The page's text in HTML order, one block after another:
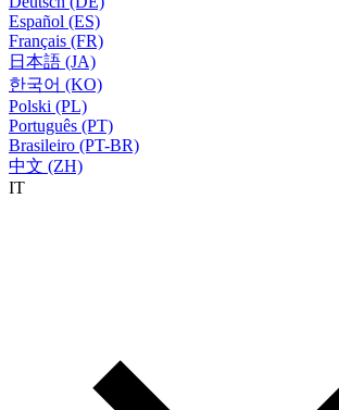
Español (ES)
Français (FR)
日本語 (JA)
한국어 (KO)
Polski (PL)
Português (PT)
Brasileiro (PT-BR)
中文 (ZH)
IT